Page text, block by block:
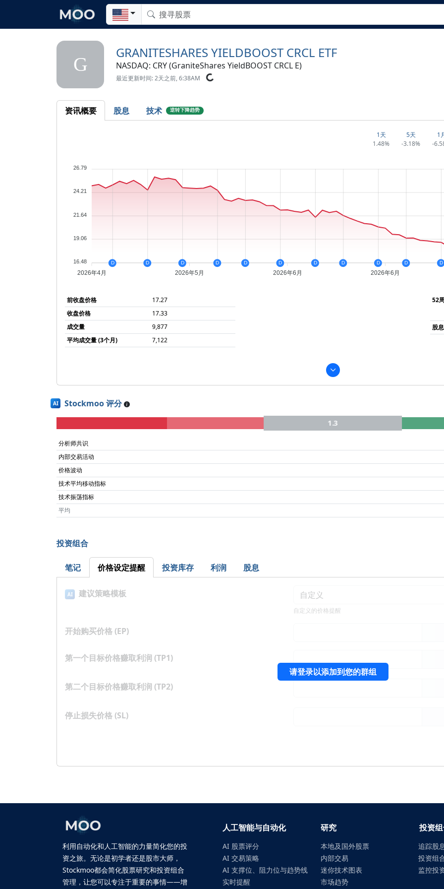
G
GRANITESHARES YIELDBOOST CRCL ETF
NASDAQ: CRY (GraniteShares YieldBOOST CRCL E)
最近更新时间: 2天之前, 6:38AM
资讯概要 股息 技术 逆转下降趋势
1天
1.48%
5天
-3.18%
1
-
26.79
24.21
21.64
19.06
16.48
2026年4月 2026年5月 2026年6月 2026年6月
D D D D D D D D D D D
前收盘价格
17.27
收盘价格
17.33
成交量
9,877
平均成交量 (3个月)
7,122
52
股
AI Stockmoo 评分
1.3
分析师共识
内部交易活动
价格波动
技术平均移动指标
技术振荡指标
平均
投资组合
笔记 价格设定提醒 投资库存 利润 股息
请登录以添加到您的群组
AI 建议策略模板
自定义的价格提醒
开始购买价格 (EP)
第一个目标价格赚取利润 (TP1)
第二个目标价格赚取利润 (TP2)
停止损失价格 (SL)
人工智能与自动化 研究 投资
利用自动化和人工智能的力量简化您的投
资之旅。无论是初学者还是股市大师，
Stockmoo都会简化股票研究和投资组合
管理，让您可以专注于重要的事情——增
AI 股票评分
AI 交易策略
AI 支撑位、阻力位与趋势线
实时提醒
本地及国外股票
内部交易
迷你技术图表
市场趋势
追踪股
投资组
监控投